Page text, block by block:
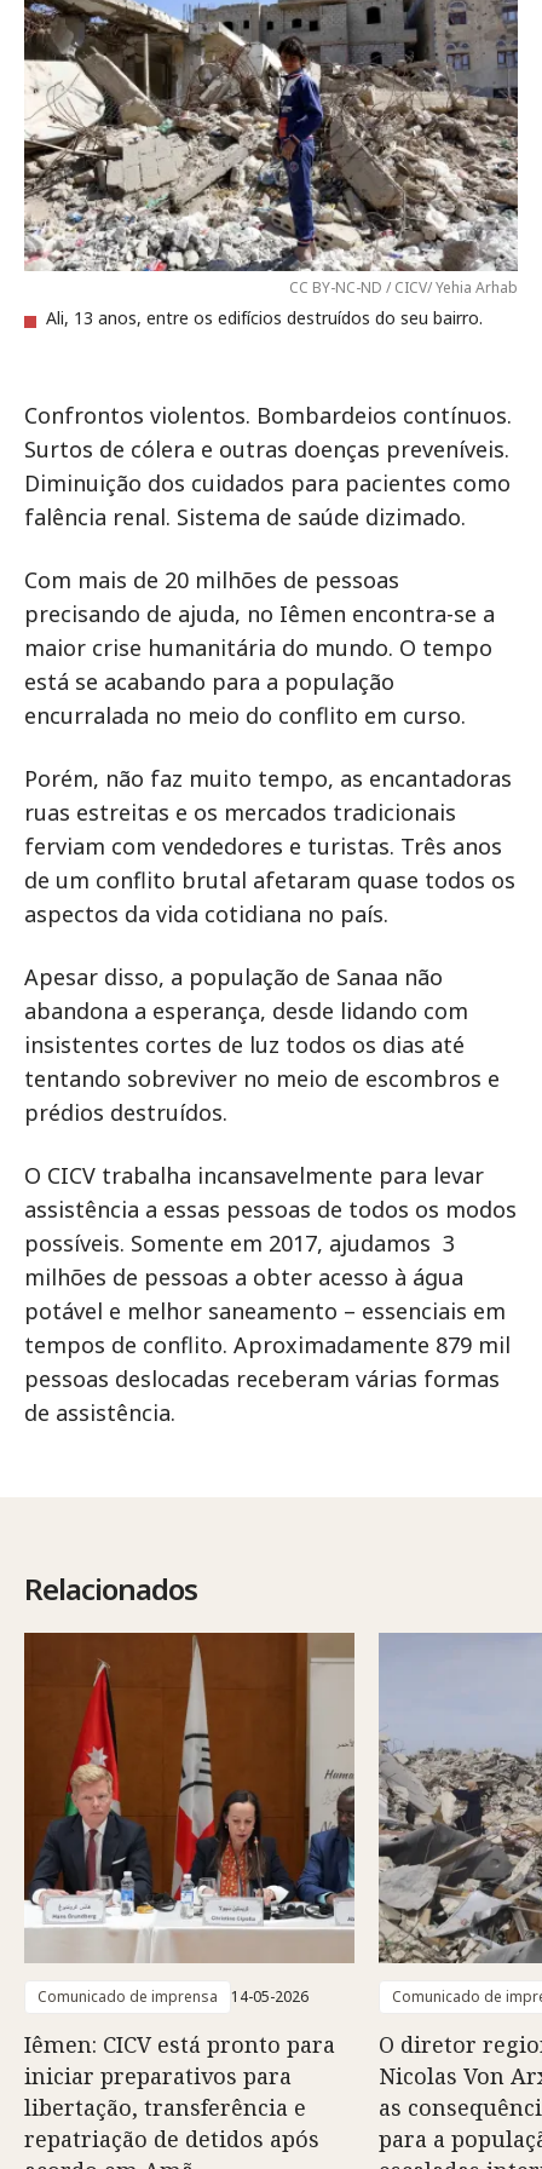
CC BY-NC-ND / CICV/ Yehia Arhab
Ali, 13 anos, entre os edifícios destruídos do seu bairro.
Confrontos violentos. Bombardeios contínuos.
Surtos de cólera e outras doenças preveníveis.
Diminuição dos cuidados para pacientes como
falência renal. Sistema de saúde dizimado.
Com mais de 20 milhões de pessoas
precisando de ajuda, no Iêmen encontra-se a
maior crise humanitária do mundo. O tempo
está se acabando para a população
encurralada no meio do conflito em curso.
Porém, não faz muito tempo, as encantadoras
ruas estreitas e os mercados tradicionais
ferviam com vendedores e turistas. Três anos
de um conflito brutal afetaram quase todos os
aspectos da vida cotidiana no país.
Apesar disso, a população de Sanaa não
abandona a esperança, desde lidando com
insistentes cortes de luz todos os dias até
tentando sobreviver no meio de escombros e
prédios destruídos.
O CICV trabalha incansavelmente para levar
assistência a essas pessoas de todos os modos
possíveis. Somente em 2017, ajudamos 3
milhões de pessoas a obter acesso à água
potável e melhor saneamento – essenciais em
tempos de conflito. Aproximadamente 879 mil
pessoas deslocadas receberam várias formas
de assistência.
Relacionados
Comunicado de imprensa 14-05-2026
Iêmen: CICV está pronto para
iniciar preparativos para
libertação, transferência e
repatriação de detidos após
Comunicado de
O diretor
Nicolas Von
as
para a